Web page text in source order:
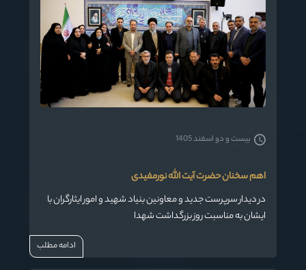
اهم سخنان حضرت آیت الله نورمفیدی
در دیدار سرپرست جدید و معاونین بنیاد شهید و امور ایثارگران با
ایشان به مناسبت روز بزرگداشت شهدا
بیست و دو اسفند 1405
ادامه مطلب